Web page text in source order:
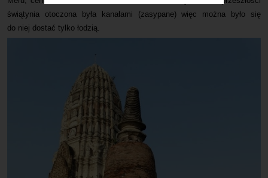
świątynia otoczona była kanałami (zasypane) więc można było się
do niej dostać tylko łodzią.